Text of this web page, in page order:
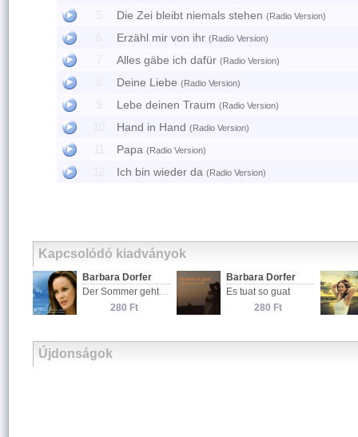
5 Die Zei bleibt niemals stehen (Radio Version)
6 Erzähl mir von ihr (Radio Version)
7 Alles gäbe ich dafür (Radio Version)
8 Deine Liebe (Radio Version)
9 Lebe deinen Traum (Radio Version)
10 Hand in Hand (Radio Version)
11 Papa (Radio Version)
12 Ich bin wieder da (Radio Version)
Kapcsolódó kiadványok
280 Ft
Barbara Dorfer
Es tuat so guat
280 Ft
Barbara Dorfer
Újdonságok